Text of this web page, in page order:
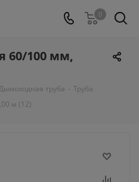
0
60/100 мм,
труба - Труба
м (12)